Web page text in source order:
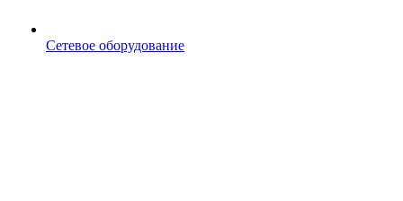
Сетевое оборудование